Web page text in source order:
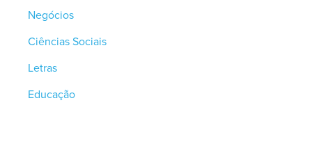
Negócios
Ciências Sociais
Letras
Educação